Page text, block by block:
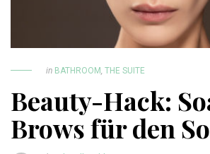
in BATHROOM, THE SUITE
Beauty-Hack:
Brows für den